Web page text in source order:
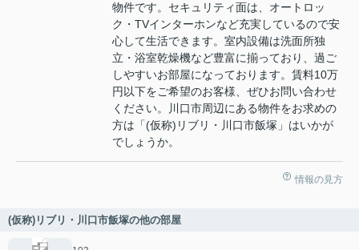
物件です。セキュリティ面は、オートロッ
ク・TVインターホンなど充実しているので安
心して生活できます。室内設備は洗面所独
立・浴室乾燥機など豊富に揃っており、過ご
しやすいお部屋になっております。賃料10万
円以下をご希望のお客様、ぜひお問い合わせ
ください。川口市周辺にある物件をお求めの
方は「(仮称)リブリ・川口市飯塚」はいかが
でしょうか。
情報の見方
(仮称)リブリ・川口市飯塚の他の部屋